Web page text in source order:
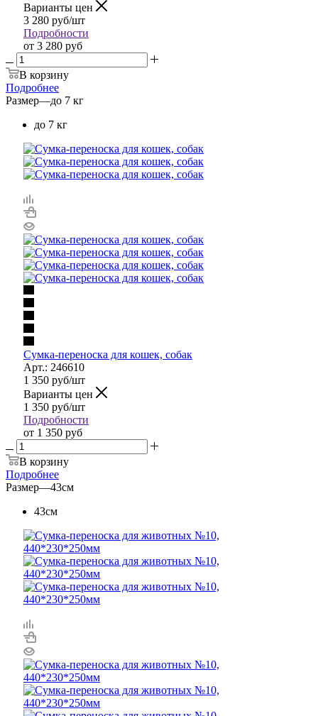
Варианты цен
3 280 руб/шт
Подробности
от 3 280 руб
В корзину
Подробнее
Размер—до 7 кг
до 7 кг
Сумка-переноска для кошек, собак
Арт.: 246610
1 350 руб/шт
Варианты цен
1 350 руб/шт
Подробности
от 1 350 руб
В корзину
Подробнее
Размер—43см
43см